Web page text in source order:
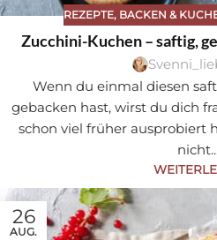
REZEPTE, BACKEN &
Zucchini-Kuchen – saftig,
Wenn du einmal diesen
gebacken hast, wirst du dich
schon viel früher ausprobiert
26
AUG.